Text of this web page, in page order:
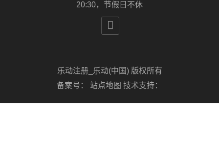
20:30，节假日不休

乐动注册_乐动(中国) 版权所有
备案号： 站点地图 技术支持：